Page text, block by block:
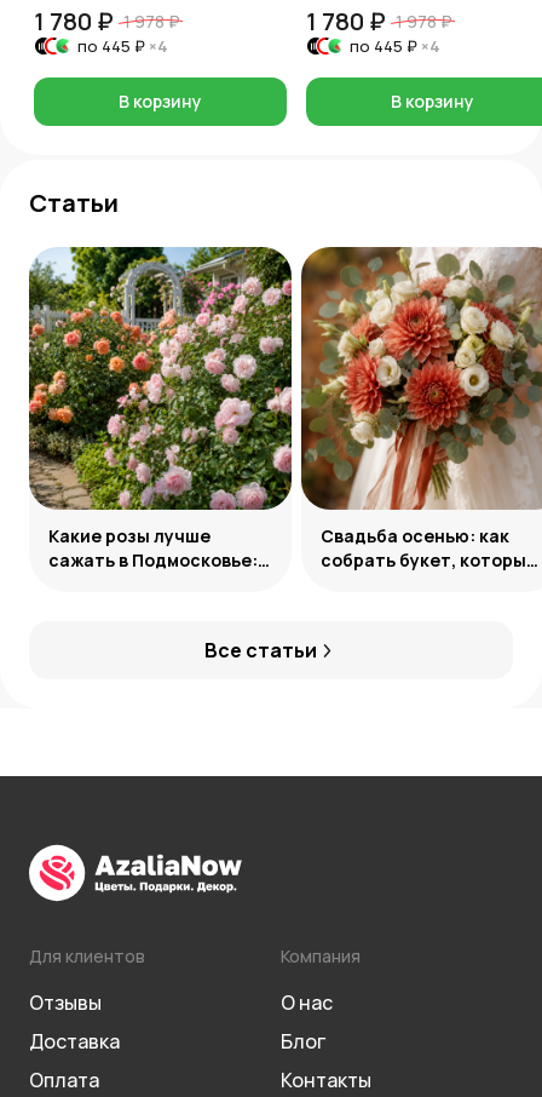
1 780 ₽ 1 978 ₽
по 445 ₽ ×4
В корзину
1 780 ₽ 1 978 ₽
по 445 ₽ ×4
В корзину
Статьи
Все статьи
Какие розы лучше
сажать в Подмосковье:
Свадьба осенью: как
собрать букет, который
Для клиентов
Отзывы
Доставка
Оплата
Компания
О нас
Блог
Контакты